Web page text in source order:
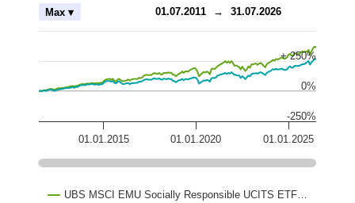
01.07.2011 → 31.07.2026
Max ▾
UBS MSCI EMU Socially Responsible UCITS ETF…
01.01.2015 01.01.2020 01.01.2025
0%
-250%
+ 250%